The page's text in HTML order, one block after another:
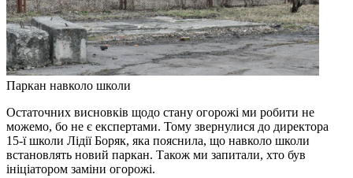
Паркан навколо школи
Остаточних висновків щодо стану огорожі ми робити не
можемо, бо не є експертами. Тому звернулися до директора
15-ї школи Лідії Боряк, яка пояснила, що навколо школи
встановлять новий паркан. Також ми запитали, хто був
ініціатором заміни огорожі.